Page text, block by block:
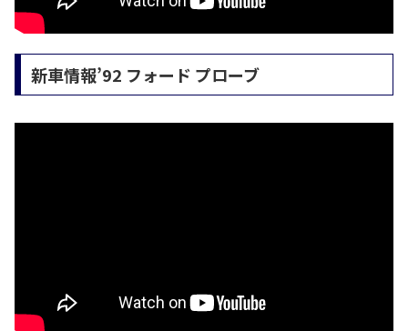
新車情報’92 フォード プローブ